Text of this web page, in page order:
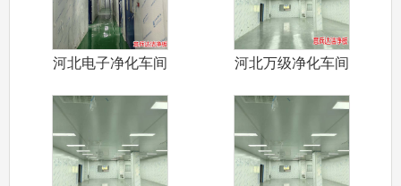
河北电子净化车间
河北万级净化车间